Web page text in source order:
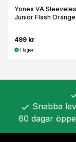
Yonex VA
Junior Flash Orange
499 kr
I lager
check Snabba
60 dagar